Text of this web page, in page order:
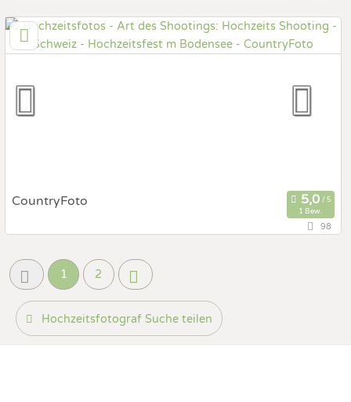
Art des Shootings:
Prewedding Shooting
Hochzeits Shooting
Fotostory
Fotobox mit Zubehör
CountryFoto
1 Bew.
Art des Shootings:
Prewedding Shooting
Hochzeits Shooting
Fotobox mit Zubehör
98
1 2
Hochzeitsfotograf Suche teilen